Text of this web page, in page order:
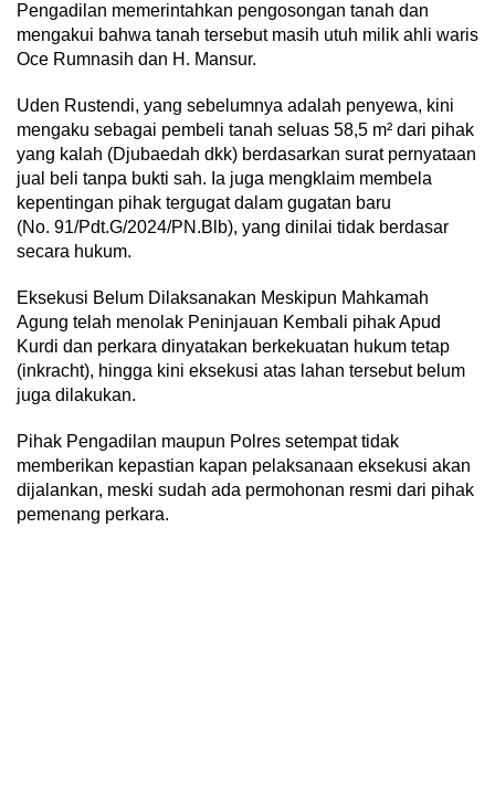
Pengadilan memerintahkan pengosongan tanah dan
mengakui bahwa tanah tersebut masih utuh milik ahli waris
Oce Rumnasih dan H. Mansur.
Uden Rustendi, yang sebelumnya adalah penyewa, kini
mengaku sebagai pembeli tanah seluas 58,5 m² dari pihak
yang kalah (Djubaedah dkk) berdasarkan surat pernyataan
jual beli tanpa bukti sah. Ia juga mengklaim membela
kepentingan pihak tergugat dalam gugatan baru
(No. 91/Pdt.G/2024/PN.Blb), yang dinilai tidak berdasar
secara hukum.
Eksekusi Belum Dilaksanakan Meskipun Mahkamah
Agung telah menolak Peninjauan Kembali pihak Apud
Kurdi dan perkara dinyatakan berkekuatan hukum tetap
(inkracht), hingga kini eksekusi atas lahan tersebut belum
juga dilakukan.
Pihak Pengadilan maupun Polres setempat tidak
memberikan kepastian kapan pelaksanaan eksekusi akan
dijalankan, meski sudah ada permohonan resmi dari pihak
pemenang perkara.